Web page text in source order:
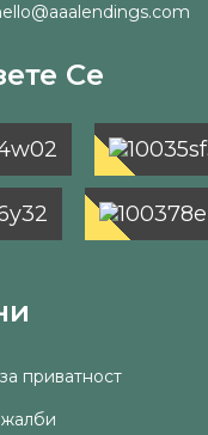
Се
приватност